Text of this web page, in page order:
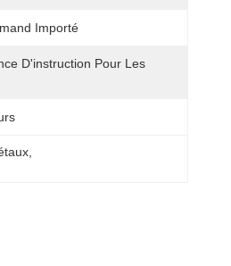
Importé
D'instruction Pour Les